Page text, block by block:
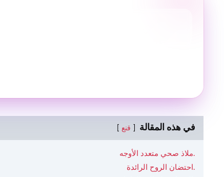
في هذه المقالة قنع
ملاذ صحي متعدد الأوجه.
احتضان الروح الرائدة.